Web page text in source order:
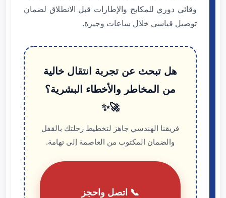
وقائي دوري للمكابح والإطارات قبل الانطلاق لضمان
توصيل قياسي خلال ساعات وجيزة.
هل تبحث عن تجربة انتقال خالية
من المخاطر والأخطاء البشرية؟
🚀✨
فريقنا الهندسي جاهز لتخطيط رحلتك بالقفل
والضمان المكتوب من العاصمة إلى تهامة.
📞 اتصل واحجز